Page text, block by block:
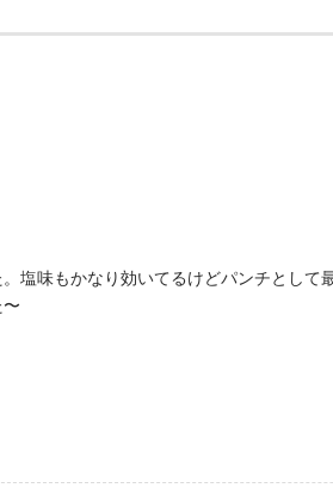
塩味もかなり効いてるけどパンチとして